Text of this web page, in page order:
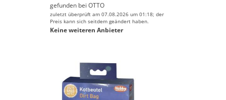
gefunden bei OTTO
zuletzt überprüft am 07.08.2026 um 01:18; der
Preis kann sich seitdem geändert haben.
Keine weiteren Anbieter